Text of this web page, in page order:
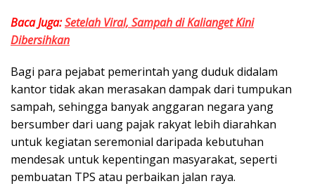
Baca Juga:Setelah Viral, Sampah di Kalianget Kini
Dibersihkan
Bagi para pejabat pemerintah yang duduk didalam
kantor tidak akan merasakan dampak dari tumpukan
sampah, sehingga banyak anggaran negara yang
bersumber dari uang pajak rakyat lebih diarahkan
untuk kegiatan seremonial daripada kebutuhan
mendesak untuk kepentingan masyarakat, seperti
pembuatan TPS atau perbaikan jalan raya.